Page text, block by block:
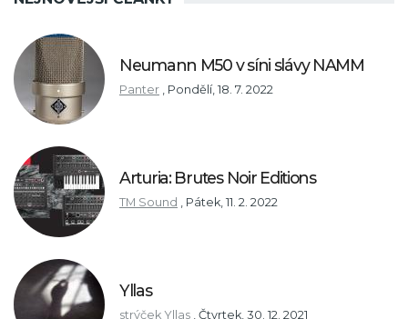
Neumann M50 v síni slávy NAMM
Panter Pondělí, 18. 7. 2022
Arturia: Brutes Noir Editions
TM Sound Pátek, 11. 2. 2022
Yllas
strýček Yllas Čtvrtek, 30. 12. 2021